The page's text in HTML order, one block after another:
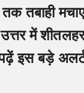
तबाही
में
इस बड़े अलर्ट